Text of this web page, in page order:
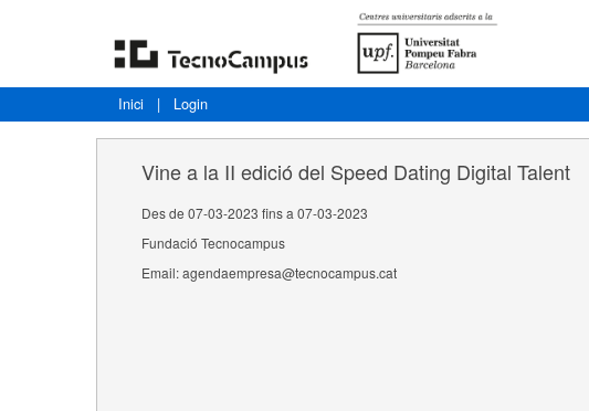
Inici | Login
Vine a la II edició del Speed Dating Digital Talent
Des de 07-03-2023 fins a 07-03-2023
Fundació Tecnocampus
Email: agendaempresa@tecnocampus.cat